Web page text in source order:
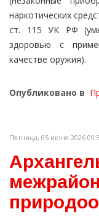
наркотических
ст. 115 УК РФ
здоровью с
качестве оружия).
Опубликовано в
Пятница, 05 июня 2026